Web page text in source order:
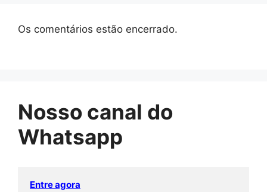
Os comentários estão encerrado.
Nosso canal do
Whatsapp
Entre agora